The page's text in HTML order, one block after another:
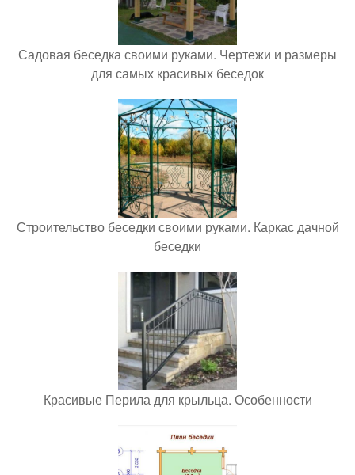
Садовая беседка своими руками. Чертежи и размеры
для самых красивых беседок
Строительство беседки своими руками. Каркас дачной
беседки
Красивые Перила для крыльца. Особенности